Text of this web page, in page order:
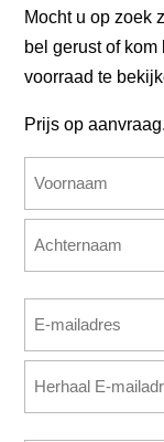
Mocht u op zoek
bel gerust of
voorraad te
Prijs op aanvraag.